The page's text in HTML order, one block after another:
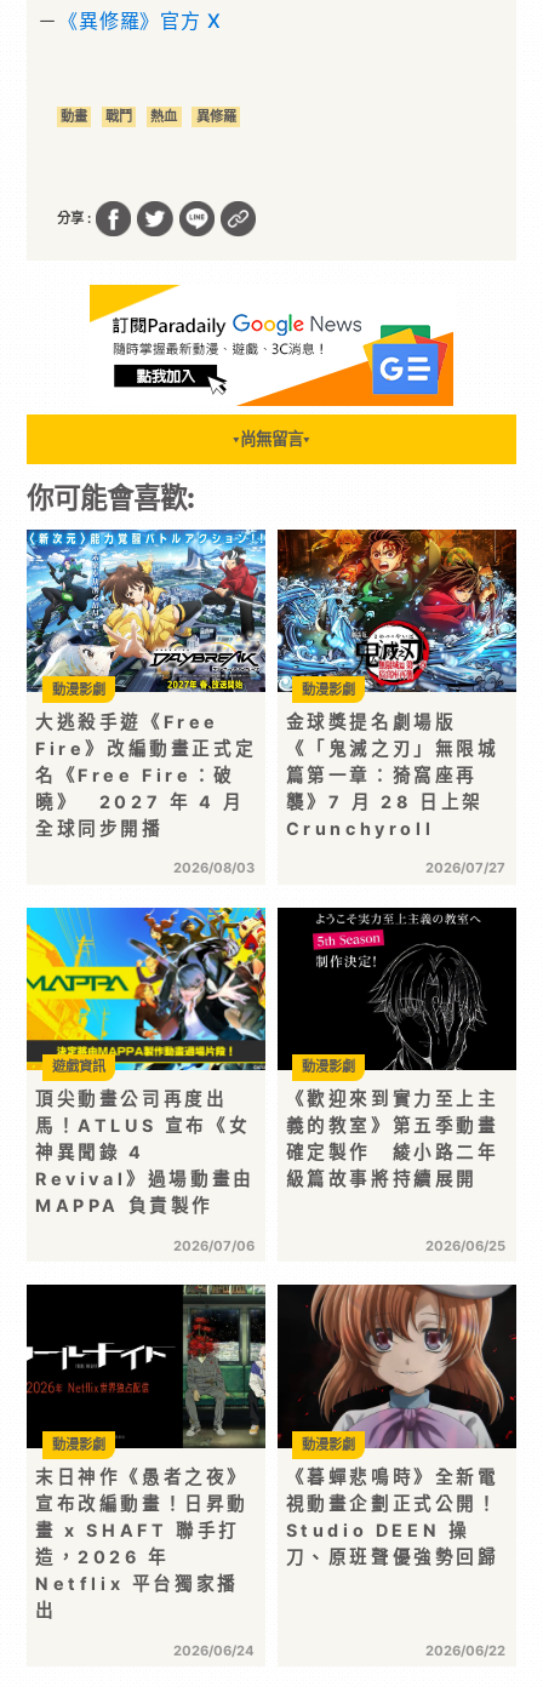
－ 《異修羅》官方 X
動畫 戰鬥 熱血 異修羅
分享 :
▼ 尚無留言▼
你可能會喜歡:
大逃殺手遊《Free
Fire》改編動畫正式定
名《Free Fire：破
曉》 2027 年 4 月
全球同步開播
2026/08/03
動漫影劇
金球獎提名劇場版
《「鬼滅之刃」無限城
篇第一章：猗窩座再
襲》7 月 28 日上架
Crunchyroll
2026/07/27
動漫影劇
頂尖動畫公司再度出
馬！ATLUS 宣布《女
神異聞錄 4
Revival》過場動畫由
MAPPA 負責製作
2026/07/06
遊戲資訊
《歡迎來到實力至上主
義的教室》第五季動畫
確定製作 綾小路二年
級篇故事將持續展開
2026/06/25
動漫影劇
末日神作《愚者之夜》
宣布改編動畫！日昇動
畫 x SHAFT 聯手打
造，2026 年
Netflix 平台獨家播
出
2026/06/24
動漫影劇
《暮蟬悲鳴時》全新電
視動畫企劃正式公開！
Studio DEEN 操
刀、原班聲優強勢回歸
2026/06/22
動漫影劇